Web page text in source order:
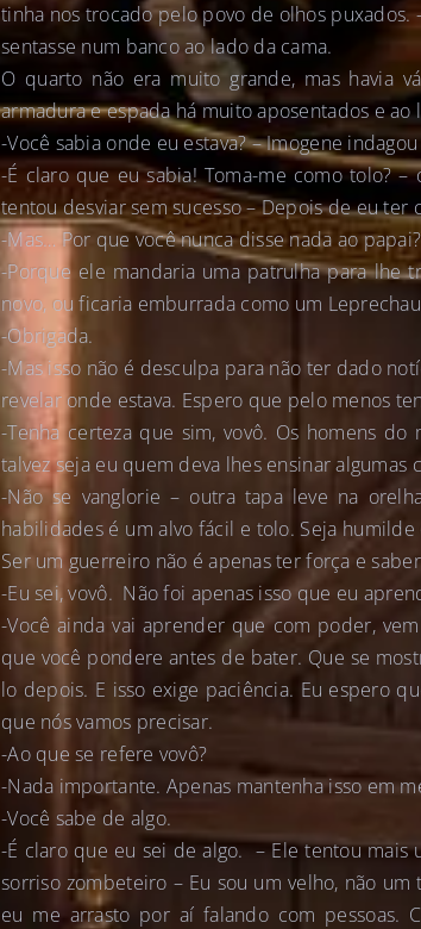
tinha nos trocado pelo povo de olhos puxados.
sentasse num banco ao lado da cama.
O quarto não era muito grande, mas havia
armadura e espada há muito aposentados e
-Você sabia onde eu estava? – Imogene
-É claro que eu sabia! Toma-me como tolo?
tentou desviar sem sucesso – Depois de eu
-Mas… Por que você nunca disse nada ao papai?
-Porque ele mandaria uma patrulha para lhe
novo, ou ficaria emburrada como um
-Obrigada.
-Mas isso não é desculpa para não ter dado
revelar onde estava. Espero que pelo menos
-Tenha certeza que sim, vovô. Os homens
talvez seja eu quem deva lhes ensinar algumas
-Não se vanglorie – outra tapa leve na
habilidades é um alvo fácil e tolo. Seja
Ser um guerreiro não é apenas ter força e
-Eu sei, vovô. Não foi apenas isso que eu
-Você ainda vai aprender que com poder,
que você pondere antes de bater. Que se
lo depois. E isso exige paciência. Eu espero
que nós vamos precisar.
-Ao que se refere vovô?
-Nada importante. Apenas mantenha isso em
-Você sabe de algo.
-É claro que eu sei de algo. – Ele tentou mais
sorriso zombeteiro – Eu sou um velho, não
eu me arrasto por aí falando com pessoas.